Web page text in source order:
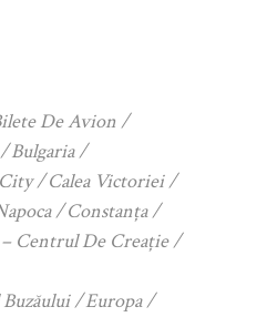
De Avion
Bulgaria
Calea Victoriei
Constanța
Centrul De Creație
Europa